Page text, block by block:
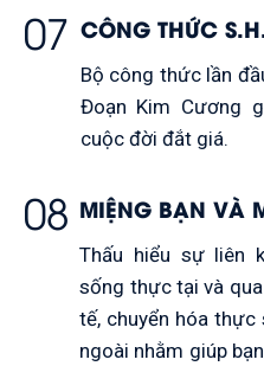
Bộ công thức lần
Đoạn Kim Cương
cuộc đời đắt giá.
07 CÔNG THỨC
Thấu hiểu sự liên
sống thực tại và
tế, chuyển hóa
ngoài nhằm giúp
08 MIỆNG BẠN VÀ